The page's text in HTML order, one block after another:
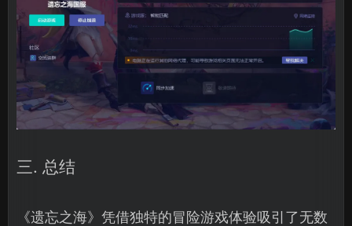
三. 总结
《遗忘之海》凭借独特的冒险游戏体验吸引了无数